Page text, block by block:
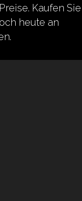
Kaufen Sie
heute an